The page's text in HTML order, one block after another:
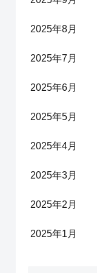
2025年8月
2025年7月
2025年6月
2025年5月
2025年4月
2025年3月
2025年2月
2025年1月